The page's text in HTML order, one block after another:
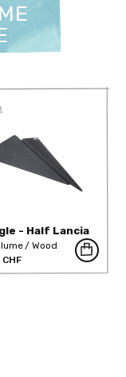
- Half Lancia
Wood